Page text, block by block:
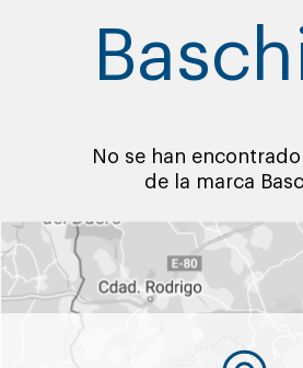
No se han
de la marca